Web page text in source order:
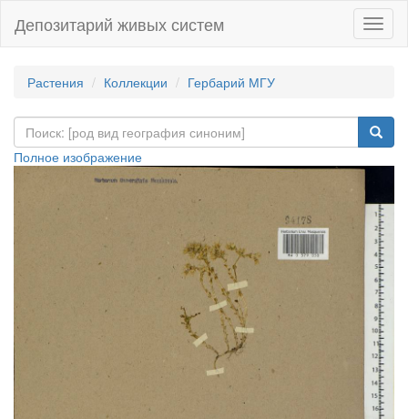
Депозитарий живых систем
Растения Коллекции Гербарий МГУ
Полное изображение